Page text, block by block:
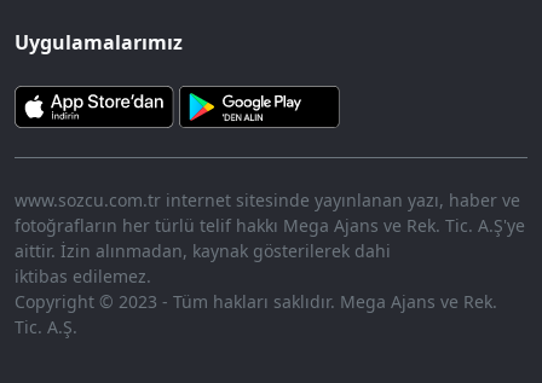
Uygulamalarımız
www.sozcu.com.tr internet sitesinde yayınlanan yazı, haber ve
fotoğrafların her türlü telif hakkı Mega Ajans ve Rek. Tic. A.Ş'ye
aittir. İzin alınmadan, kaynak gösterilerek dahi
iktibas edilemez.
Copyright © 2023 - Tüm hakları saklıdır. Mega Ajans ve Rek.
Tic. A.Ş.